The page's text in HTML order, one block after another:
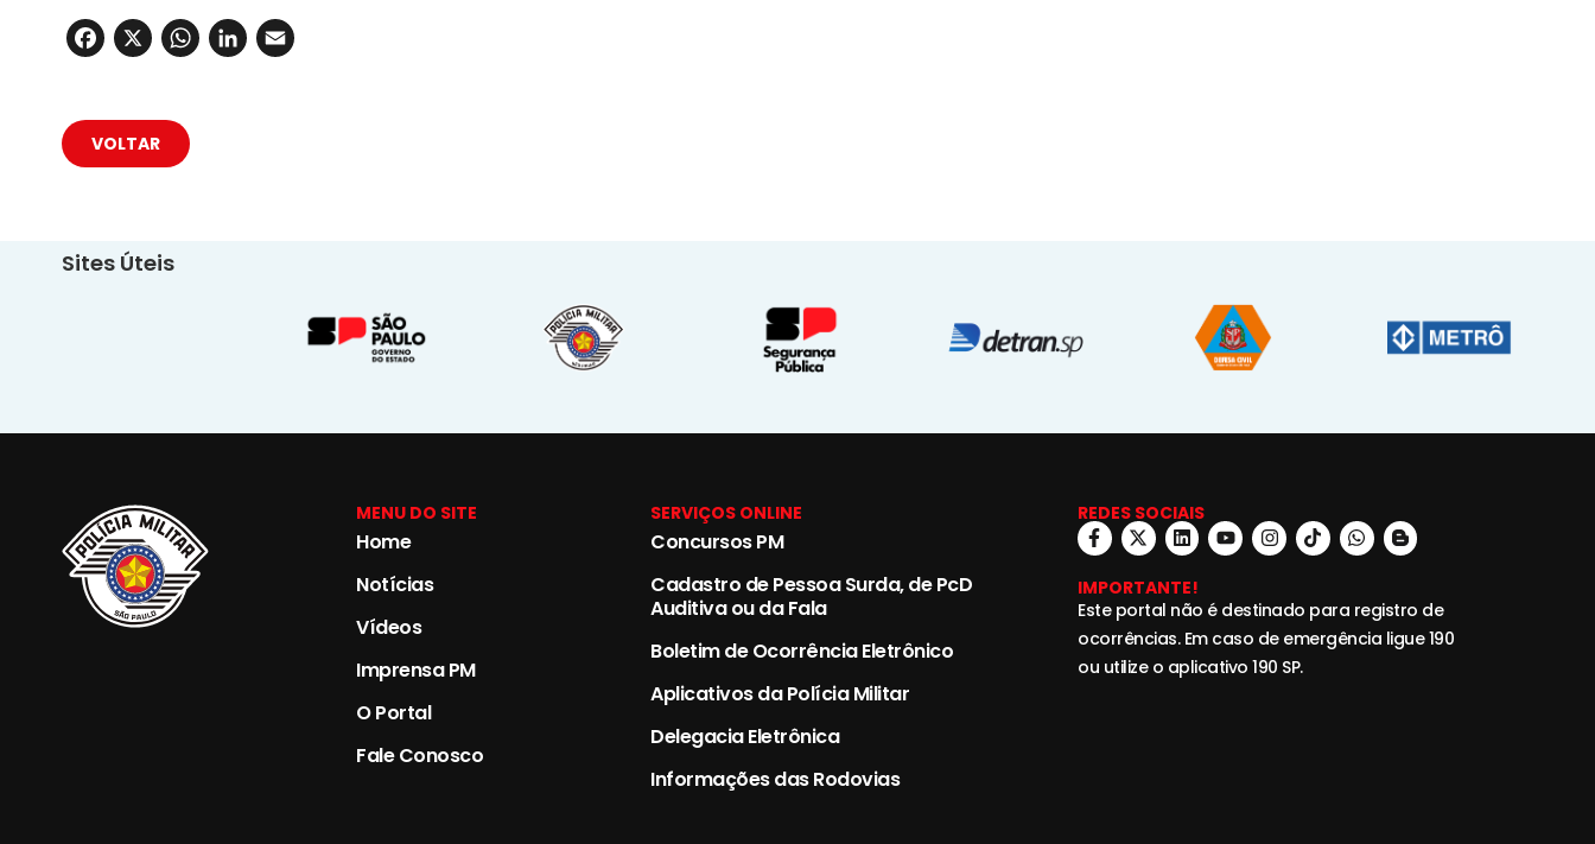
Facebook
X WhatsApp
LinkedIn
VOLTAR
Sites Úteis
MENU DO SITE
Home
Notícias
Vídeos
Imprensa PM
O Portal
Fale Conosco
SERVIÇOS ONLINE
Concursos PM
Cadastro de Pessoa Surda, de PcD
Auditiva ou da Fala
Boletim de Ocorrência Eletrônico
Aplicativos da Polícia Militar
Delegacia Eletrônica
Informações das Rodovias
REDES SOCIAIS
IMPORTANTE!
Este portal não é destinado para registro de
ocorrências. Em caso de emergência ligue 190
ou utilize o aplicativo 190 SP.